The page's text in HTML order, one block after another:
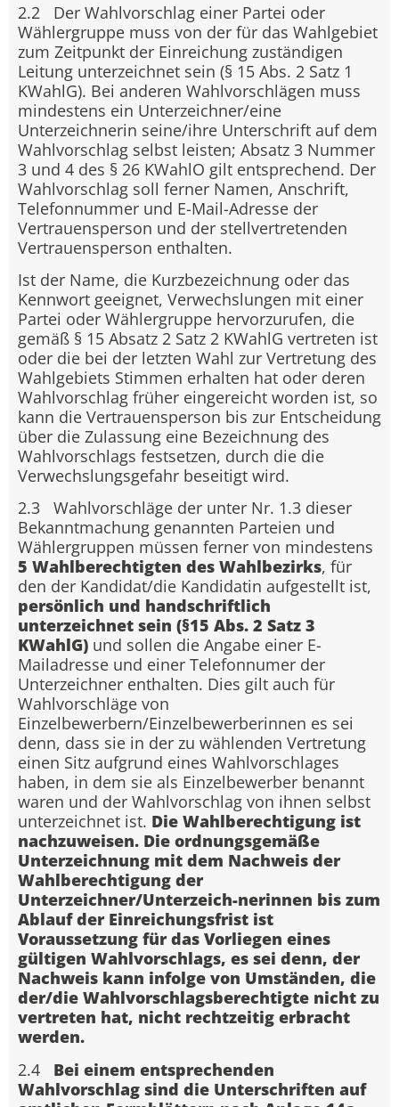
2.2 Der Wahlvorschlag einer Partei oder
Wählergruppe muss von der für das Wahlgebiet
zum Zeitpunkt der Einreichung zuständigen
Leitung unterzeichnet sein (§ 15 Abs. 2 Satz 1
KWahlG). Bei anderen Wahlvorschlägen muss
mindestens ein Unterzeichner/eine
Unterzeichnerin seine/ihre Unterschrift auf dem
Wahlvorschlag selbst leisten; Absatz 3 Nummer
3 und 4 des § 26 KWahlO gilt entsprechend. Der
Wahlvorschlag soll ferner Namen, Anschrift,
Telefonnummer und E-Mail-Adresse der
Vertrauensperson und der stellvertretenden
Vertrauensperson enthalten.
Ist der Name, die Kurzbezeichnung oder das
Kennwort geeignet, Verwechslungen mit einer
Partei oder Wählergruppe hervorzurufen, die
gemäß § 15 Absatz 2 Satz 2 KWahlG vertreten ist
oder die bei der letzten Wahl zur Vertretung des
Wahlgebiets Stimmen erhalten hat oder deren
Wahlvorschlag früher eingereicht worden ist, so
kann die Vertrauensperson bis zur Entscheidung
über die Zulassung eine Bezeichnung des
Wahlvorschlags festsetzen, durch die die
Verwechslungsgefahr beseitigt wird.
2.3 Wahlvorschläge der unter Nr. 1.3 dieser
Bekanntmachung genannten Parteien und
Wählergruppen müssen ferner von mindestens
5 Wahlberechtigten des Wahlbezirks, für
den der Kandidat/die Kandidatin aufgestellt ist,
persönlich und handschriftlich
unterzeichnet sein (§15 Abs. 2 Satz 3
KWahlG) und sollen die Angabe einer E-
Mailadresse und einer Telefonnumer der
Unterzeichner enthalten. Dies gilt auch für
Wahlvorschläge von
Einzelbewerbern/Einzelbewerberinnen es sei
denn, dass sie in der zu wählenden Vertretung
einen Sitz aufgrund eines Wahlvorschlages
haben, in dem sie als Einzelbewerber benannt
waren und der Wahlvorschlag von ihnen selbst
unterzeichnet ist. Die Wahlberechtigung ist
nachzuweisen. Die ordnungsgemäße
Unterzeichnung mit dem Nachweis der
Wahlberechtigung der
Unterzeichner/Unterzeich-nerinnen bis zum
Ablauf der Einreichungsfrist ist
Voraussetzung für das Vorliegen eines
gültigen Wahlvorschlags, es sei denn, der
Nachweis kann infolge von Umständen, die
der/die Wahlvorschlagsberechtigte nicht zu
vertreten hat, nicht rechtzeitig erbracht
werden.
2.4 Bei einem entsprechenden
Wahlvorschlag sind die Unterschriften auf